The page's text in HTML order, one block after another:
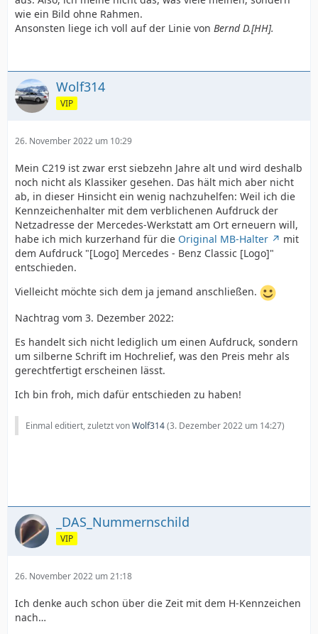
wie ein Bild ohne Rahmen.
Ansonsten liege ich voll auf der Linie von Bernd D.[HH].
Wolf314
VIP
26. November 2022 um 10:29
Mein C219 ist zwar erst siebzehn Jahre alt und wird deshalb
noch nicht als Klassiker gesehen. Das hält mich aber nicht
ab, in dieser Hinsicht ein wenig nachzuhelfen: Weil ich die
Kennzeichenhalter mit dem verblichenen Aufdruck der
Netzadresse der Mercedes-Werkstatt am Ort erneuern will,
habe ich mich kurzerhand für die Original MB-Halter
mit
dem Aufdruck "[Logo] Mercedes - Benz Classic [Logo]"
entschieden.
Vielleicht möchte sich dem ja jemand anschließen.
Nachtrag vom 3. Dezember 2022:
Es handelt sich nicht lediglich um einen Aufdruck, sondern
um silberne Schrift im Hochrelief, was den Preis mehr als
gerechtfertigt erscheinen lässt.
Ich bin froh, mich dafür entschieden zu haben!
Einmal editiert, zuletzt vonWolf314(3. Dezember 2022 um 14:27)
_DAS_Nummernschild
VIP
26. November 2022 um 21:18
Ich denke auch schon über die Zeit mit dem H-Kennzeichen
nach…